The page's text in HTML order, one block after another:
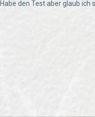
Habe den Test aber glaub